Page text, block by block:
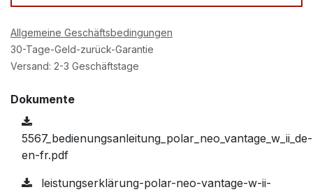
Allgemeine Geschäftsbedingungen
30-Tage-Geld-zurück-Garantie
Versand: 2-3 Geschäftstage
Dokumente
5567_bedienungsanleitung_polar_neo_vantage_w_ii_de-
en-fr.pdf
leistungserklärung-polar-neo-vantage-w-ii-